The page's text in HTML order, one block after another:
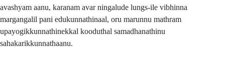
avashyam aanu, karanam avar ningalude lungs-ile vibhinna
margangalil pani edukunnathinaal, oru marunnu mathram
upayogikkunnathinekkal kooduthal samadhanathinu
sahakarikkunnathaanu.